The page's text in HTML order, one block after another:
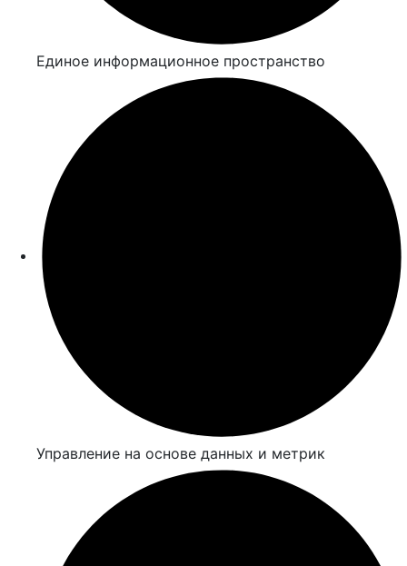
Единое информационное пространство
Управление на основе данных и метрик